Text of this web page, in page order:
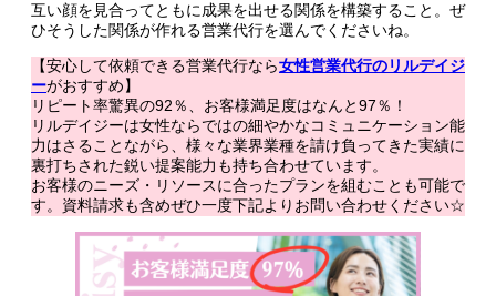
互い顔を見合ってともに成果を出せる関係を構築すること。ぜ
ひそうした関係が作れる営業代行を選んでくださいね。
【安心して依頼できる営業代行なら女性営業代行のリルデイジ
ーがおすすめ】
リピート率驚異の92％、お客様満足度はなんと97％！
リルデイジーは女性ならではの細やかなコミュニケーション能
力はさることながら、様々な業界業種を請け負ってきた実績に
裏打ちされた鋭い提案能力も持ち合わせています。
お客様のニーズ・リソースに合ったプランを組むことも可能で
す。資料請求も含めぜひ一度下記よりお問い合わせください☆